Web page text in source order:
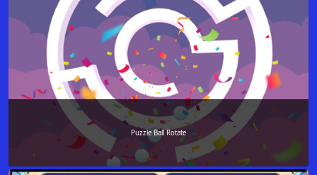
Puzzle Ball Rotate